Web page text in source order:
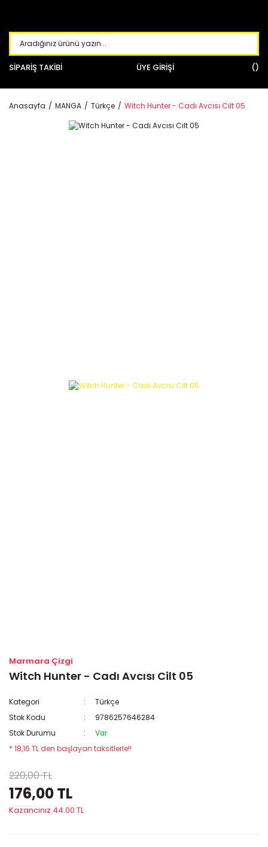
SİPARİŞ TAKİBİ ÜYE GİRİŞİ
Anasayfa MANGA Türkçe Witch Hunter - Cadı Avcısı Cilt 05
Marmara Çizgi
Witch Hunter - Cadı Avcısı Cilt 05
Kategori
Türkçe
Stok Kodu
9786257646284
Stok Durumu
Var
* 18,16 TL den başlayan taksitlerle!!
220,00 TL
176,00 TL
Kazancınız 44.00 TL